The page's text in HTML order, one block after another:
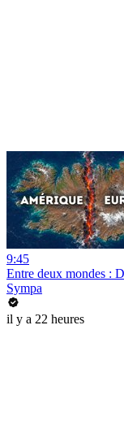
9:45
Entre deux mondes :
Sympa
il y a 22 heures